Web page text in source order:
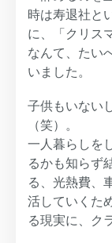
時は寿退社と
に、「クリス
なんて、たい
いました。
子供もいない
（笑）。
一人暮らしを
るかも知らず
る、光熱費、
活していくた
る現実に、ク